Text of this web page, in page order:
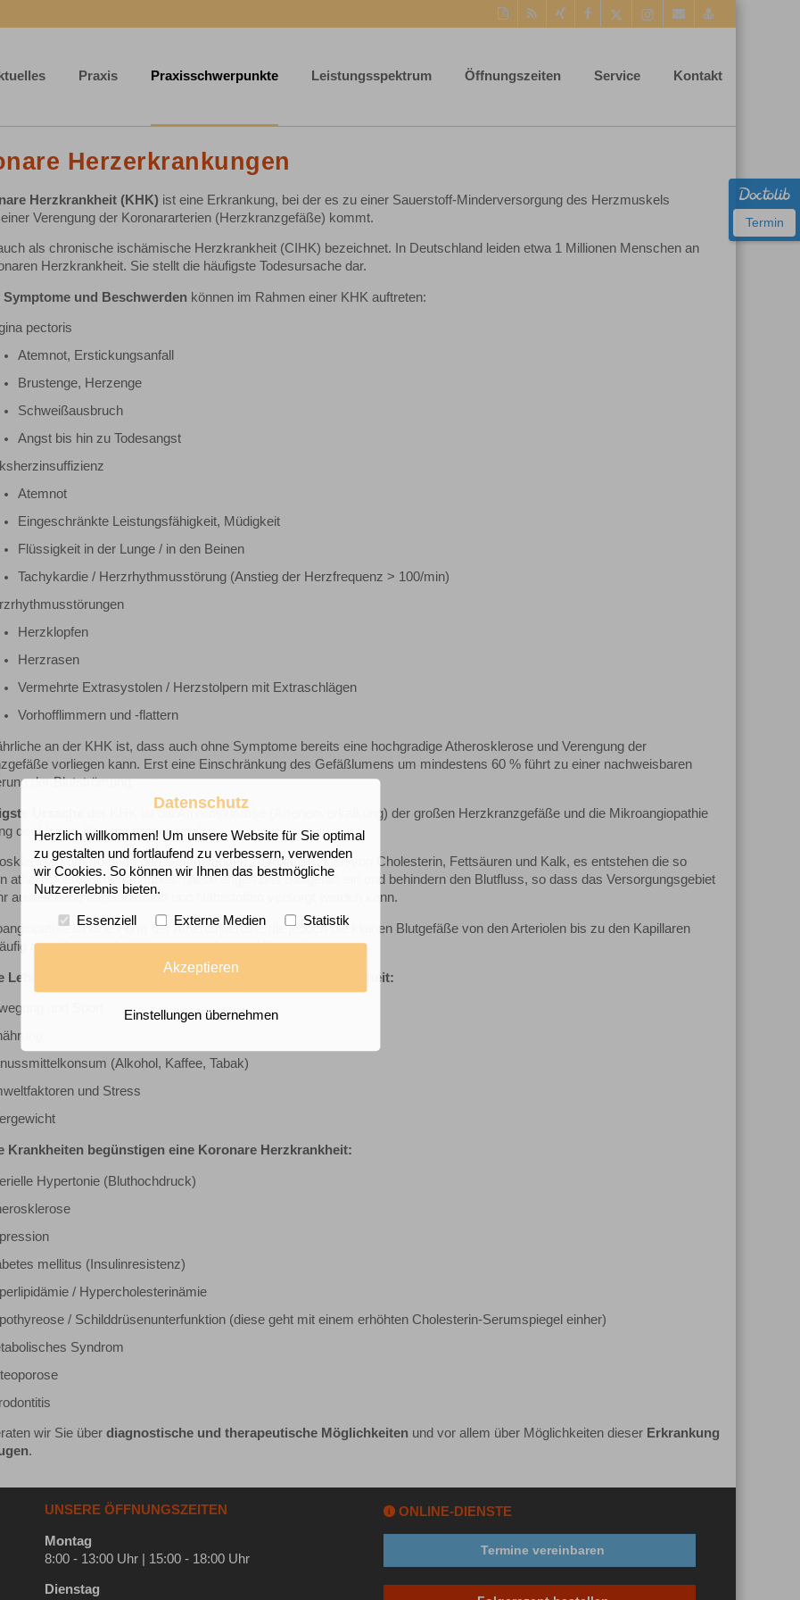
Diese
Seite
drucken
RSS-
Feed
Auf
Xing
Auf
Facebook
Twitter
Instagram-
Seite
Per
Mail
vCard
speichern
Praxis Praxisschwerpunkte Leistungsspektrum Öffnungszeiten Service Kontakt
Herzerkrankungen
Herzkrankheit (KHK) ist eine Erkrankung, bei der es zu einer Sauerstoff-Minderversorgung des Herzmuskels
Verengung der Koronararterien (Herzkranzgefäße) kommt.
als chronische ischämische Herzkrankheit (CIHK) bezeichnet. In Deutschland leiden etwa 1 Millionen Menschen an
Herzkrankheit. Sie stellt die häufigste Todesursache dar.
Symptome und Beschwerden können im Rahmen einer KHK auftreten:
pectoris
Atemnot, Erstickungsanfall
Brustenge, Herzenge
Schweißausbruch
Angst bis hin zu Todesangst
Atemnot
Eingeschränkte Leistungsfähigkeit, Müdigkeit
Flüssigkeit in der Lunge / in den Beinen
Tachykardie / Herzrhythmusstörung (Anstieg der Herzfrequenz > 100/min)
Herzklopfen
Herzrasen
Vermehrte Extrasystolen / Herzstolpern mit Extraschlägen
Vorhofflimmern und -flattern
an der KHK ist, dass auch ohne Symptome bereits eine hochgradige Atherosklerose und Verengung der
vorliegen kann. Erst eine Einschränkung des Gefäßlumens um mindestens 60 % führt zu einer nachweisbaren
der Blutströmung.
Ursache
der KHK ist die Atherosklerose (Arterienverkalkung) der großen Herzkranzgefäße und die Mikroangiopathie
der kleinen Koronararterienäste).
kommt es an den Gefäßwänden zu Ablagerungen von Cholesterin, Fettsäuren und Kalk, es entstehen die so
atherosklerotischen Plaques. Diese engen das Blutgefäß ein und behindern den Blutfluss, so dass das Versorgungsgebiet
ausreichend mit Sauerstoff und Nährstoffen versorgt werden kann.
ist eine Form der Atherosklerose, die jedoch die kleinen Blutgefäße von den Arteriolen bis zu den Kapillaren
betroffen von der Mikroangiopathie sind Diabetiker.
Lebensstilfaktoren beeinflussen eine Koronare Herzkrankheit:
und Sport
(Alkohol, Kaffee, Tabak)
und Stress
Krankheiten begünstigen eine Koronare Herzkrankheit:
Hypertonie (Bluthochdruck)
mellitus (Insulinresistenz)
/ Hypercholesterinämie
/ Schilddrüsenunterfunktion (diese geht mit einem erhöhten Cholesterin-Serumspiegel einher)
Syndrom
wir Sie über diagnostische und therapeutische Möglichkeiten und vor allem über Möglichkeiten dieser Erkrankung
.
UNSERE ÖFFNUNGSZEITEN
Montag
8:00 - 13:00 Uhr | 15:00 - 18:00 Uhr
Dienstag
i ONLINE-DIENSTE
Termine vereinbaren
Termin
Datenschutz
Herzlich willkommen! Um unsere Website für Sie optimal
zu gestalten und fortlaufend zu verbessern, verwenden
wir Cookies. So können wir Ihnen das bestmögliche
Nutzererlebnis bieten.
Essenziell Externe Medien Statistik
Akzeptieren
Einstellungen übernehmen